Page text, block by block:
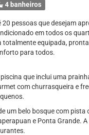
4 banheiros
pessoas que desejam
em todos os
equipada,
para todos.
que inclui uma
com churrasqueira e
um belo bosque com pista
e Ponta Grande.